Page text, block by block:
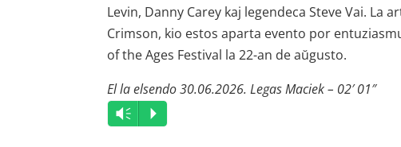
Levin, Danny Carey kaj legendeca Steve Vai.
Crimson, kio estos aparta evento por
of the Ages Festival la 22-an de aŭgusto.
El la elsendo 30.06.2026. Legas Maciek – 02′ 01″
Audio
Player
Vm P